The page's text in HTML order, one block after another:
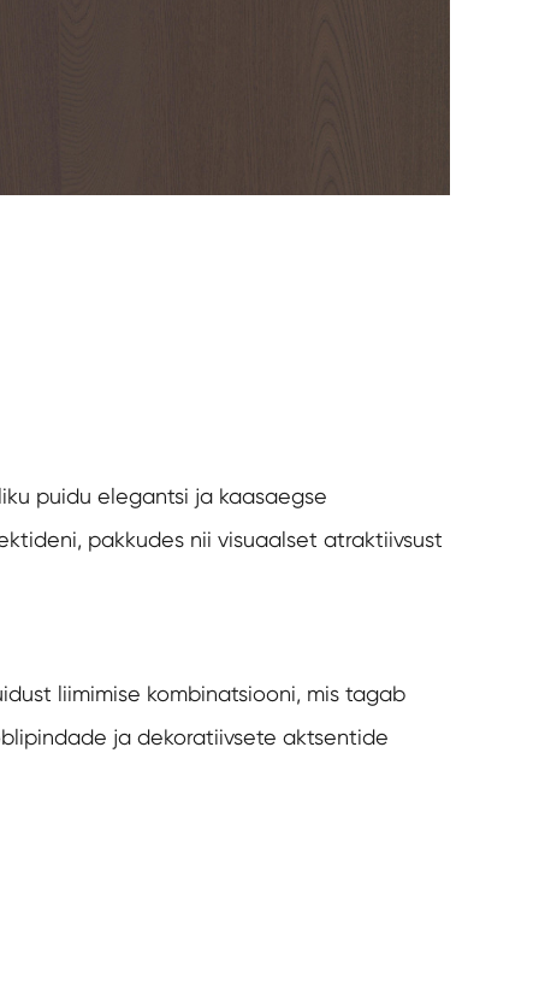
puidu elegantsi ja kaasaegse
pakkudes nii visuaalset atraktiivsust
liimimise kombinatsiooni, mis tagab
ja dekoratiivsete aktsentide